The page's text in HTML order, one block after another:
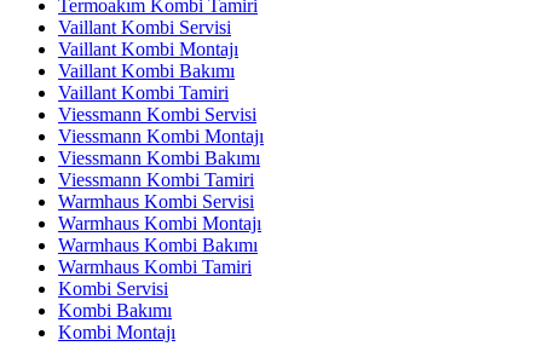
Termoakım Kombi Tamiri
Vaillant Kombi Servisi
Vaillant Kombi Montajı
Vaillant Kombi Bakımı
Vaillant Kombi Tamiri
Viessmann Kombi Servisi
Viessmann Kombi Montajı
Viessmann Kombi Bakımı
Viessmann Kombi Tamiri
Warmhaus Kombi Servisi
Warmhaus Kombi Montajı
Warmhaus Kombi Bakımı
Warmhaus Kombi Tamiri
Kombi Servisi
Kombi Bakımı
Kombi Montajı